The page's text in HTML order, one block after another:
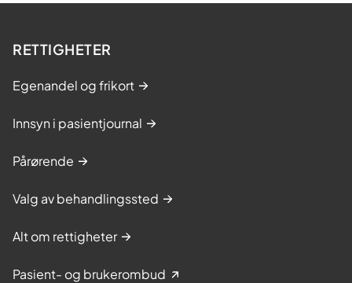
RETTIGHETER
Egenandel og frikort
Innsyn i pasientjournal
Pårørende
Valg av behandlingssted
Alt om rettigheter
Pasient- og brukerombud